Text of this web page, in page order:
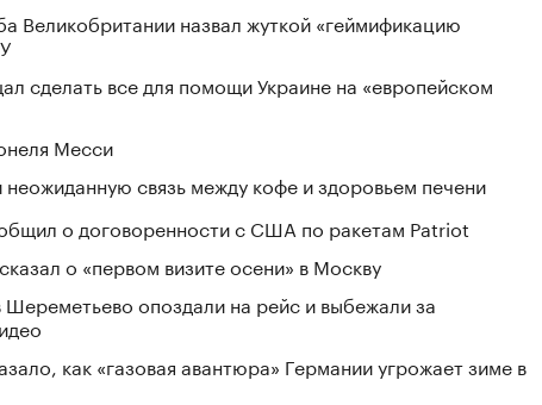
Великобритании назвал жуткой «геймификацию
сделать все для помощи Украине на «европейском
Месси
связь между кофе и здоровьем печени
о договоренности с США по ракетам Patriot
о «первом визите осени» в Москву
Шереметьево опоздали на рейс и выбежали за
как «газовая авантюра» Германии угрожает зиме в